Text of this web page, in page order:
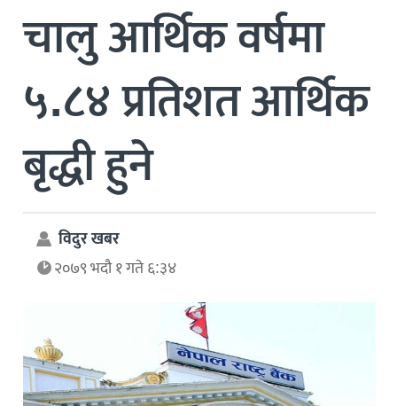
चालु आर्थिक वर्षमा
५.८४ प्रतिशत आर्थिक
बृद्धी हुने
विदुर खबर
२०७९ भदौ १ गते ६:३४